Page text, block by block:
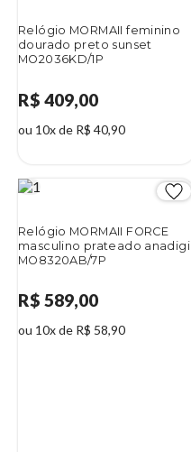
Relógio MORMAII feminino
dourado preto sunset
MO2036KD/1P
R$ 409,00
ou 10x de R$ 40,90
Relógio MORMAII FORCE
masculino prateado anadigi
MO8320AB/7P
R$ 589,00
ou 10x de R$ 58,90